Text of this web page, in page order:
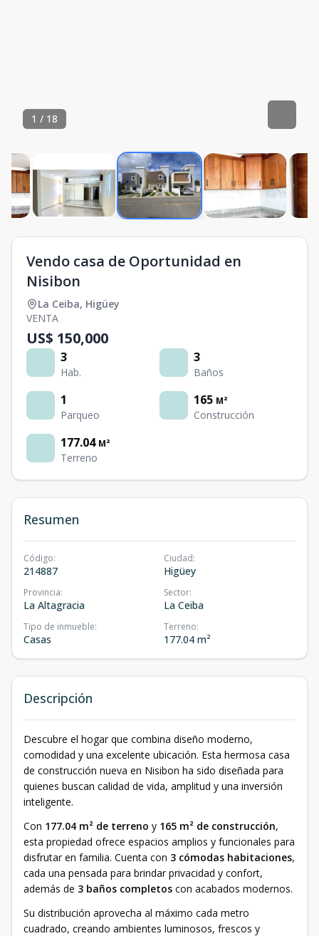
1 / 18
Vendo casa de Oportunidad en
Nisibon
La Ceiba, Higüey
VENTA
US$ 150,000
3
Hab.
3
Baños
1
Parqueo
165 M²
Construcción
177.04 M²
Terreno
Resumen
Código:
214887
Ciudad:
Higüey
Provincia:
La Altagracia
Sector:
La Ceiba
Tipo de inmueble:
Casas
Terreno:
177.04 m²
Descripción
Descubre el hogar que combina diseño moderno,
comodidad y una excelente ubicación. Esta hermosa casa
de construcción nueva en Nisibon ha sido diseñada para
quienes buscan calidad de vida, amplitud y una inversión
inteligente.
Con 177.04 m² de terreno y 165 m² de construcción,
esta propiedad ofrece espacios amplios y funcionales para
disfrutar en familia. Cuenta con 3 cómodas habitaciones,
cada una pensada para brindar privacidad y confort,
además de 3 baños completos con acabados modernos.
Su distribución aprovecha al máximo cada metro
cuadrado, creando ambientes luminosos, frescos y